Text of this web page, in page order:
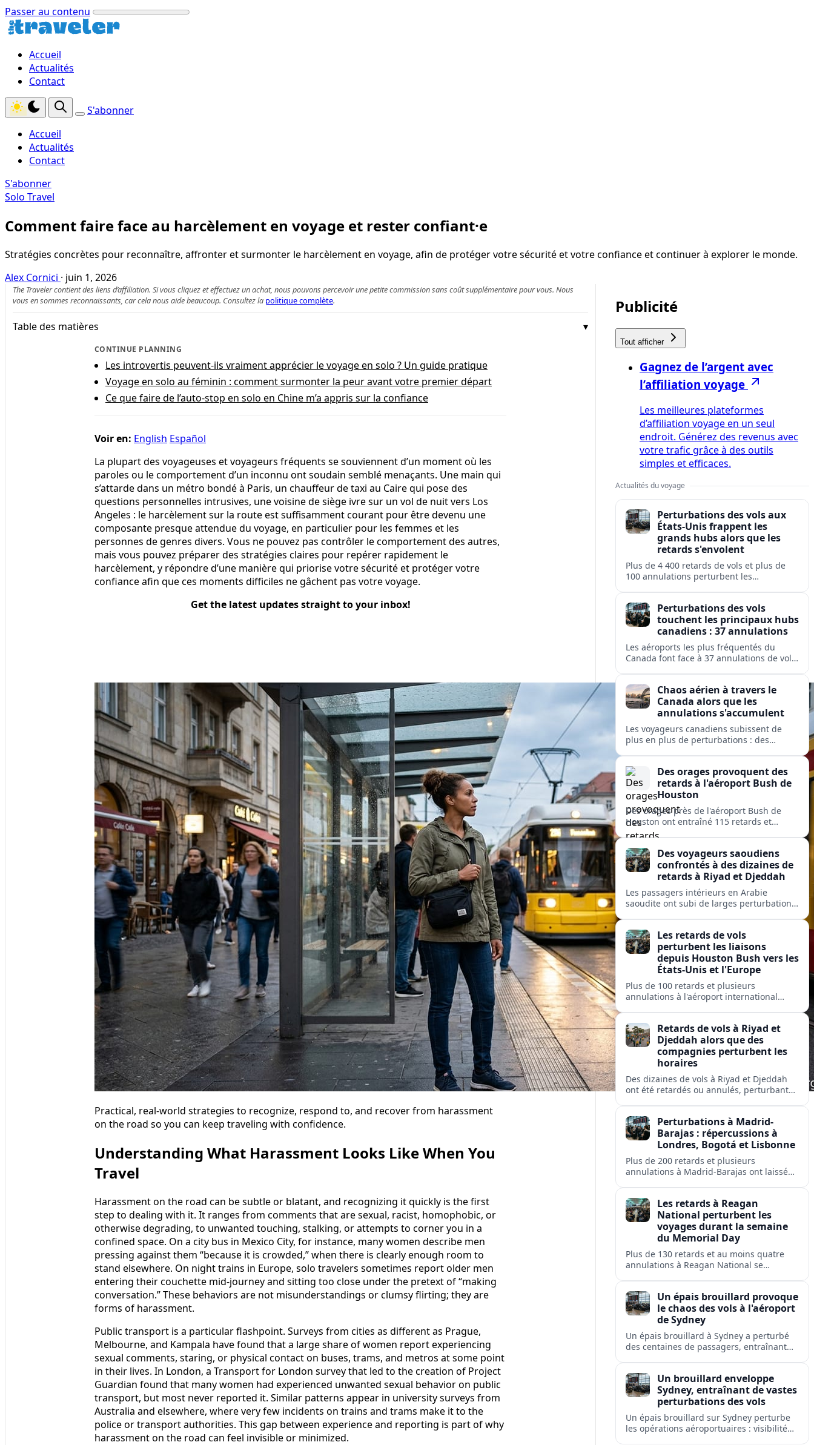
Passer au contenu
Accueil
Actualités
Contact
S'abonner
Accueil
Actualités
Contact
S'abonner
Solo Travel
Comment faire face au harcèlement en voyage et rester confiant·e
Stratégies concrètes pour reconnaître, affronter et surmonter le harcèlement en voyage, afin de protéger votre sécurité et votre confiance et continuer à explorer le monde.
Alex Cornici · juin 1, 2026
The Traveler contient des liens d’affiliation. Si vous cliquez et effectuez un achat, nous pouvons percevoir une petite commission sans coût supplémentaire pour vous. Nous
vous en sommes reconnaissants, car cela nous aide beaucoup. Consultez la politique complète.
Table des matières
CONTINUE PLANNING
Les introvertis peuvent-ils vraiment apprécier le voyage en solo ? Un guide pratique
Voyage en solo au féminin : comment surmonter la peur avant votre premier départ
Ce que faire de l’auto-stop en solo en Chine m’a appris sur la confiance
Voir en: English Español
La plupart des voyageuses et voyageurs fréquents se souviennent d’un moment où les
paroles ou le comportement d’un inconnu ont soudain semblé menaçants. Une main qui
s’attarde dans un métro bondé à Paris, un chauffeur de taxi au Caire qui pose des
questions personnelles intrusives, une voisine de siège ivre sur un vol de nuit vers Los
Angeles : le harcèlement sur la route est suffisamment courant pour être devenu une
composante presque attendue du voyage, en particulier pour les femmes et les
personnes de genres divers. Vous ne pouvez pas contrôler le comportement des autres,
mais vous pouvez préparer des stratégies claires pour repérer rapidement le
harcèlement, y répondre d’une manière qui priorise votre sécurité et protéger votre
confiance afin que ces moments difficiles ne gâchent pas votre voyage.
Get the latest updates straight to your inbox!
Practical, real-world strategies to recognize, respond to, and recover from harassment
on the road so you can keep traveling with confidence.
Understanding What Harassment Looks Like When You
Travel
Harassment on the road can be subtle or blatant, and recognizing it quickly is the first
step to dealing with it. It ranges from comments that are sexual, racist, homophobic, or
otherwise degrading, to unwanted touching, stalking, or attempts to corner you in a
confined space. On a city bus in Mexico City, for instance, many women describe men
pressing against them “because it is crowded,” when there is clearly enough room to
stand elsewhere. On night trains in Europe, solo travelers sometimes report older men
entering their couchette mid-journey and sitting too close under the pretext of “making
conversation.” These behaviors are not misunderstandings or clumsy flirting; they are
forms of harassment.
Public transport is a particular flashpoint. Surveys from cities as different as Prague,
Melbourne, and Kampala have found that a large share of women report experiencing
sexual comments, staring, or physical contact on buses, trams, and metros at some point
in their lives. In London, a Transport for London survey that led to the creation of Project
Guardian found that many women had experienced unwanted sexual behavior on public
transport, but most never reported it. Similar patterns appear in university surveys from
Australia and elsewhere, where very few incidents on trains and trams make it to the
police or transport authorities. This gap between experience and reporting is part of why
harassment on the road can feel invisible or minimized.
Publicité
Tout afficher
Gagnez de l’argent avec
l’affiliation voyage
Les meilleures plateformes
d’affiliation voyage en un seul
endroit. Générez des revenus avec
votre trafic grâce à des outils
simples et efficaces.
Actualités du voyage
Perturbations des vols aux
États-Unis frappent les
grands hubs alors que les
retards s'envolent
Plus de 4 400 retards de vols et plus de
100 annulations perturbent les
opérations des grandes compagnies
nationales et régionales.
Perturbations des vols
touchent les principaux hubs
canadiens : 37 annulations
Les aéroports les plus fréquentés du
Canada font face à 37 annulations de vols
par Air Canada, Jazz, Inuit et Pacific
Coastal.
Chaos aérien à travers le
Canada alors que les
annulations s'accumulent
Les voyageurs canadiens subissent de
plus en plus de perturbations : des
et les aéroports isolés, de Toronto à
Kuujjuaq.
Des orages provoquent des
retards à l'aéroport Bush de
Houston
Des orages près de l'aéroport Bush de
Houston ont entraîné 115 retards et
quelques annulations, affectant United,
des hubs majeurs aux États-Unis et en
Europe.
Des voyageurs saoudiens
confrontés à des dizaines de
retards à Riyad et Djeddah
Les passagers intérieurs en Arabie
saoudite ont subi de larges perturbations
Djeddah.Les retards de vols
perturbent les liaisons
depuis Houston Bush vers les
États-Unis et l'Europe
Plus de 100 retards et plusieurs
annulations à l'aéroport international
sur des liaisons clés nationales et
transatlantiques.
Retards de vols à Riyad et
Djeddah alors que des
compagnies perturbent les
horaires
Des dizaines de vols à Riyad et Djeddah
ont été retardés ou annulés, perturbant
Perturbations à Madrid-
Barajas : répercussions à
Londres, Bogotá et Lisbonne
Plus de 200 retards et plusieurs
annulations à Madrid-Barajas ont laissé
Avianca et Air Europa.
Les retards à Reagan
National perturbent les
voyages durant la semaine
du Memorial Day
Plus de 130 retards et au moins quatre
annulations à Reagan National se
Un épais brouillard provoque
le chaos des vols à l'aéroport
de Sydney
Un épais brouillard à Sydney a perturbé
des centaines de passagers, entraînant
Un brouillard enveloppe
Sydney, entraînant de vastes
perturbations des vols
Un épais brouillard sur Sydney perturbe
les opérations aéroportuaires : visibilité